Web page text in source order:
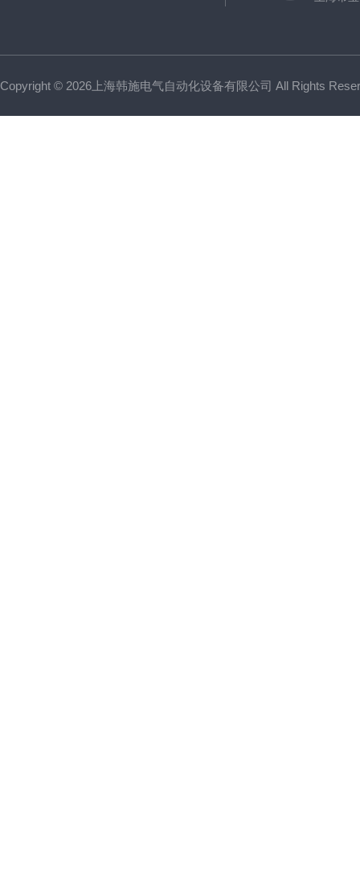
Copyright © 2026上海韩施电气自动化设备有限公司 All Rights